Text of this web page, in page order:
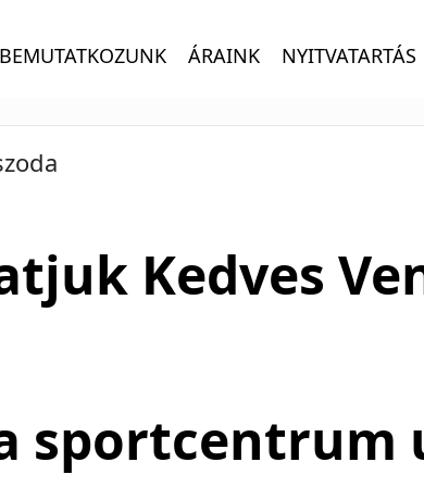
BEMUTATKOZUNK ÁRAINK NYITVATARTÁS
Kedves
sportcentrum